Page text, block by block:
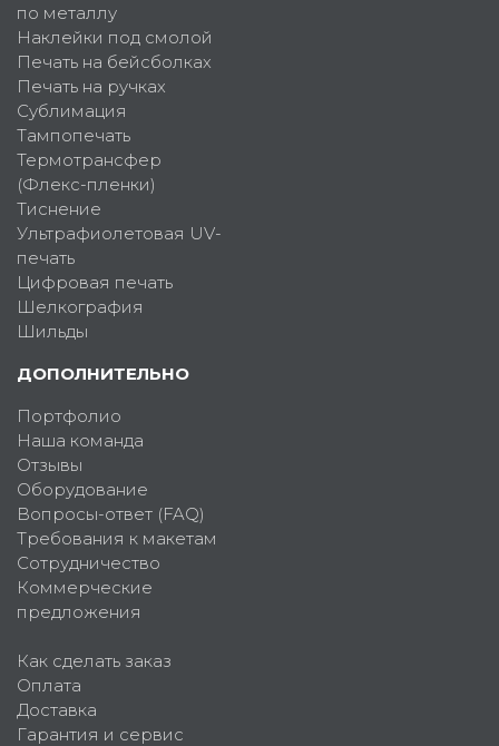
по металлу
Наклейки под смолой
Печать на бейсболках
Печать на ручках
Сублимация
Тампопечать
Термотрансфер
(Флекс-пленки)
Тиснение
Ультрафиолетовая UV-
печать
Цифровая печать
Шелкография
Шильды
ДОПОЛНИТЕЛЬНО
Портфолио
Наша команда
Отзывы
Оборудование
Вопросы-ответ (FAQ)
Требования к макетам
Сотрудничество
Коммерческие
предложения
Как сделать заказ
Оплата
Доставка
Гарантия и сервис